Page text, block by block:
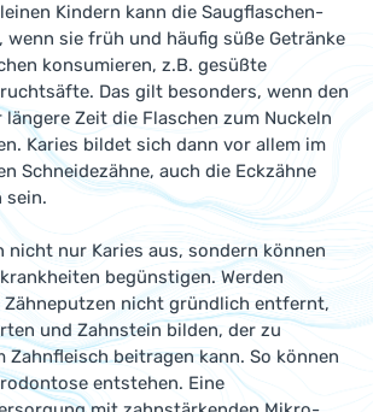
Kindern kann die Saugflaschen-
wenn sie früh und häufig süße Getränke
konsumieren, z.B. gesüßte
Das gilt besonders, wenn den
Zeit die Flaschen zum Nuckeln
Karies bildet sich dann vor allem im
Schneidezähne, auch die Eckzähne
sein.
nicht nur Karies aus, sondern können
begünstigen. Werden
Zähneputzen nicht gründlich entfernt,
und Zahnstein bilden, der zu
Zahnfleisch beitragen kann. So können
entstehen. Eine